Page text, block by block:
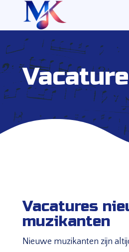
Vacatures
muzikanten
Nieuwe muzikanten zijn